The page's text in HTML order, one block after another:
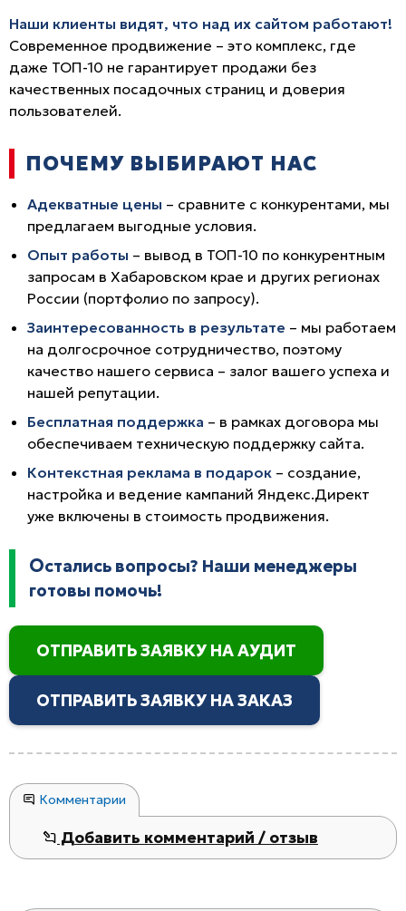
Наши клиенты видят, что над их сайтом работают!
Современное продвижение – это комплекс, где
даже ТОП-10 не гарантирует продажи без
качественных посадочных страниц и доверия
пользователей.
ПОЧЕМУ ВЫБИРАЮТ НАС
Адекватные цены – сравните с конкурентами, мы
предлагаем выгодные условия.
Опыт работы – вывод в ТОП-10 по конкурентным
запросам в Хабаровском крае и других регионах
России (портфолио по запросу).
Заинтересованность в результате – мы работаем
на долгосрочное сотрудничество, поэтому
качество нашего сервиса – залог вашего успеха и
нашей репутации.
Бесплатная поддержка – в рамках договора мы
обеспечиваем техническую поддержку сайта.
Контекстная реклама в подарок – создание,
настройка и ведение кампаний Яндекс.Директ
уже включены в стоимость продвижения.
Остались вопросы? Наши менеджеры
готовы помочь!
ОТПРАВИТЬ ЗАЯВКУ НА АУДИТ
ОТПРАВИТЬ ЗАЯВКУ НА ЗАКАЗ
Комментарии
Добавить комментарий / отзыв